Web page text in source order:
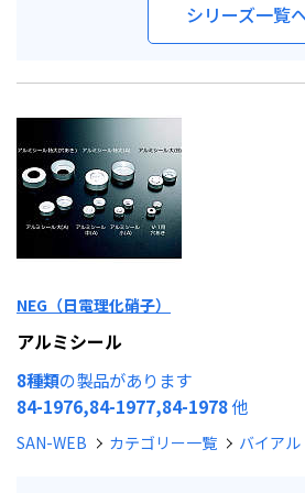
シリーズ一覧
NEG（日電理化硝子）
アルミシール
8種類の製品があります
84-1976,84-1977,84-1978他
SAN-WEB カテゴリー一覧 バイア